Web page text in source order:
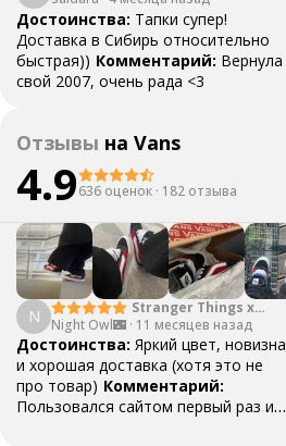
Достоинства: Тапки супер!
Доставка в Сибирь относительно
быстрая)) Комментарий: Вернула
свой 2007, очень рада <3
Отзывы на Vans
4.9636 оценок · 182 отзыва
N
Stranger Things x
Vans SK8 Reissue
Night Owl🌃 · 11 месяцев назад
Достоинства: Яркий цвет, новизна
и хорошая доставка (хотя это не
про товар) Комментарий:
Пользовался сайтом первый раз и